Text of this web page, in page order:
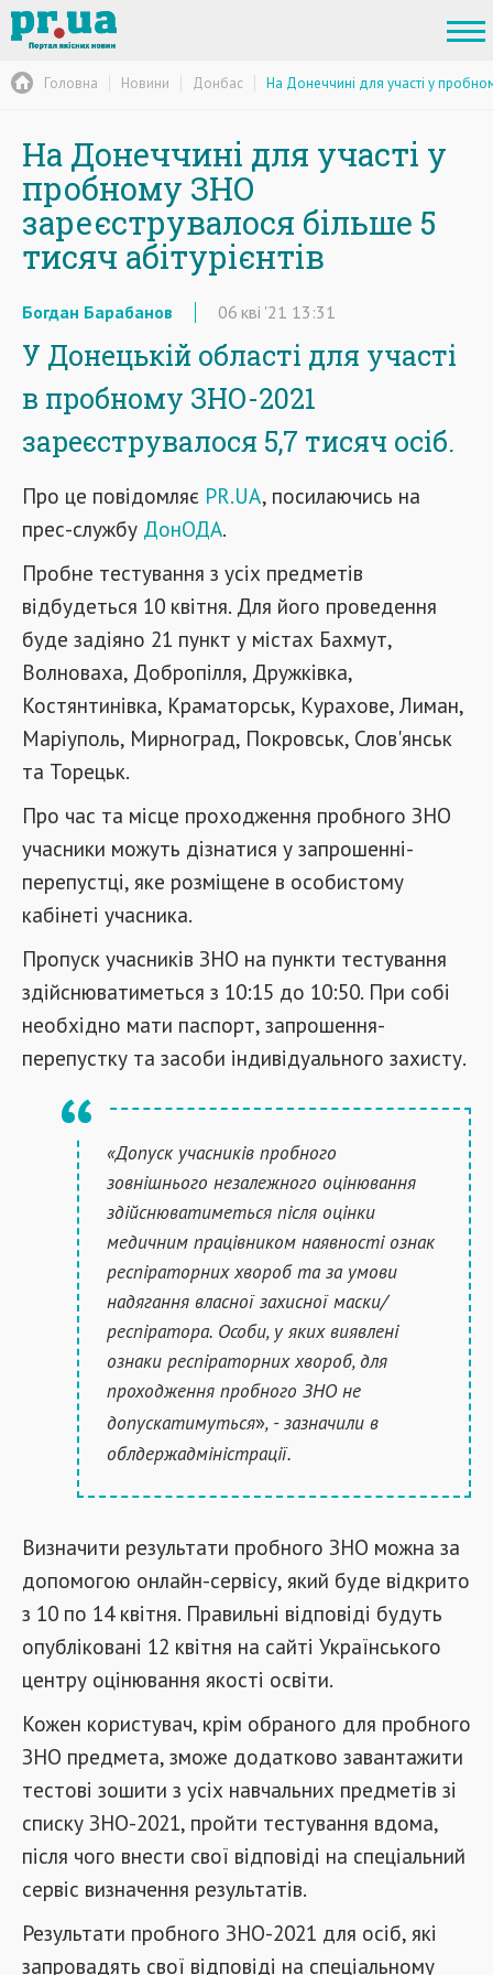
Головна Новини Донбас На Донеччині для участі у
На Донеччині для участі у
пробному ЗНО
зареєструвалося більше 5
тисяч абітурієнтів
Богдан Барабанов 06 кві '21 13:31
У Донецькій області для участі
в пробному ЗНО-2021
зареєструвалося 5,7 тисяч осіб.
Про це повідомляє PR.UA, посилаючись на
прес-службу ДонОДА.
Пробне тестування з усіх предметів
відбудеться 10 квітня. Для його проведення
буде задіяно 21 пункт у містах Бахмут,
Волноваха, Добропілля, Дружківка,
Костянтинівка, Краматорськ, Курахове, Лиман,
Маріуполь, Мирноград, Покровськ, Слов'янськ
та Торецьк.
Про час та місце проходження пробного ЗНО
учасники можуть дізнатися у запрошенні-
перепустці, яке розміщене в особистому
кабінеті учасника.
Пропуск учасників ЗНО на пункти тестування
здійснюватиметься з 10:15 до 10:50. При собі
необхідно мати паспорт, запрошення-
перепустку та засоби індивідуального захисту.
«Допуск учасників пробного
зовнішнього незалежного оцінювання
здійснюватиметься після оцінки
медичним працівником наявності ознак
респіраторних хвороб та за умови
надягання власної захисної маски/
респіратора. Особи, у яких виявлені
ознаки респіраторних хвороб, для
проходження пробного ЗНО не
допускатимуться», - зазначили в
облдержадміністрації.
Визначити результати пробного ЗНО можна за
допомогою онлайн-сервісу, який буде відкрито
з 10 по 14 квітня. Правильні відповіді будуть
опубліковані 12 квітня на сайті Українського
центру оцінювання якості освіти.
Кожен користувач, крім обраного для пробного
ЗНО предмета, зможе додатково завантажити
тестові зошити з усіх навчальних предметів зі
списку ЗНО-2021, пройти тестування вдома,
після чого внести свої відповіді на спеціальний
сервіс визначення результатів.
Результати пробного ЗНО-2021 для осіб, які
запровадять свої відповіді на спеціальному